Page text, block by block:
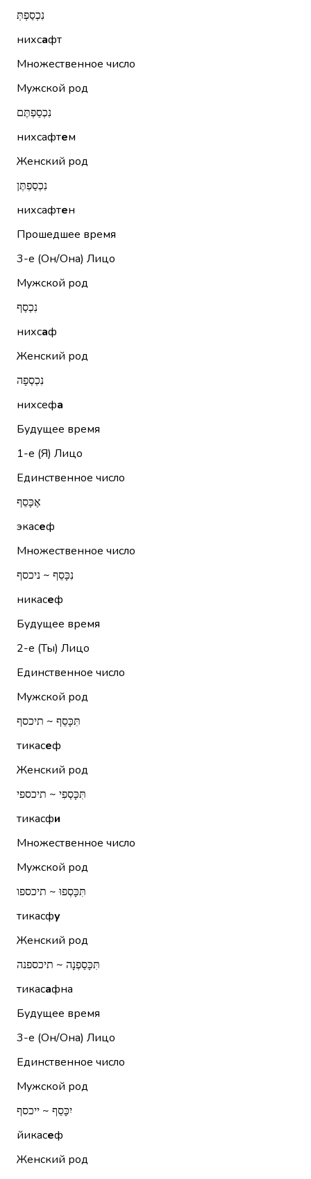
נִכְסַפְתְּ
нихсафт
Множественное число
Мужской род
נִכְסַפְתֶּם
нихсафтем
Женский род
נִכְסַפְתֶּן
нихсафтен
Прошедшее время
3-е (Он/Она) Лицо
Мужской род
נִכְסַף
нихсаф
Женский род
נִכְסְפָה
нихсефа
Будущее время
1-е (Я) Лицо
Единственное число
אֶכָּסֵף
экасеф
Множественное число
נִכָּסֵף ~ ניכסף
никасеф
Будущее время
2-е (Ты) Лицо
Единственное число
Мужской род
תִּכָּסֵף ~ תיכסף
тикасеф
Женский род
תִּכָּסְפִי ~ תיכספי
тикасфи
Множественное число
Мужской род
תִּכָּסְפוּ ~ תיכספו
тикасфу
Женский род
תִּכָּסַפְנָה ~ תיכספנה
тикасафна
Будущее время
3-е (Он/Она) Лицо
Единственное число
Мужской род
יִכָּסֵף ~ ייכסף
йикасеф
Женский род